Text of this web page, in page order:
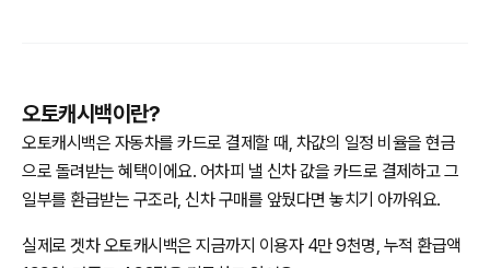
오토캐시백이란?
오토캐시백은 자동차를 카드로 결제할 때, 차값의 일정 비율을 현금
으로 돌려받는 혜택이에요. 어차피 낼 신차 값을 카드로 결제하고 그
일부를 환급받는 구조라, 신차 구매를 앞뒀다면 놓치기 아까워요.
실제로 겟차 오토캐시백은 지금까지 이용자 4만 9천명, 누적 환급액